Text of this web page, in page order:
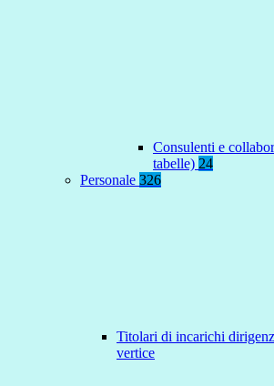
Consulenti e
tabelle) 24
Personale 326
Titolari di incarichi
vertice